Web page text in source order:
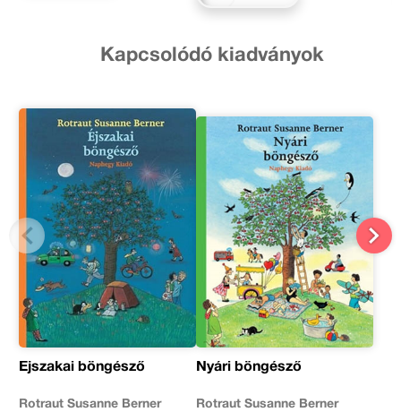
Kapcsolódó kiadványok
Éjszakai böngésző
Rotraut Susanne Berner
Nyári böngésző
Rotraut Susanne Berner